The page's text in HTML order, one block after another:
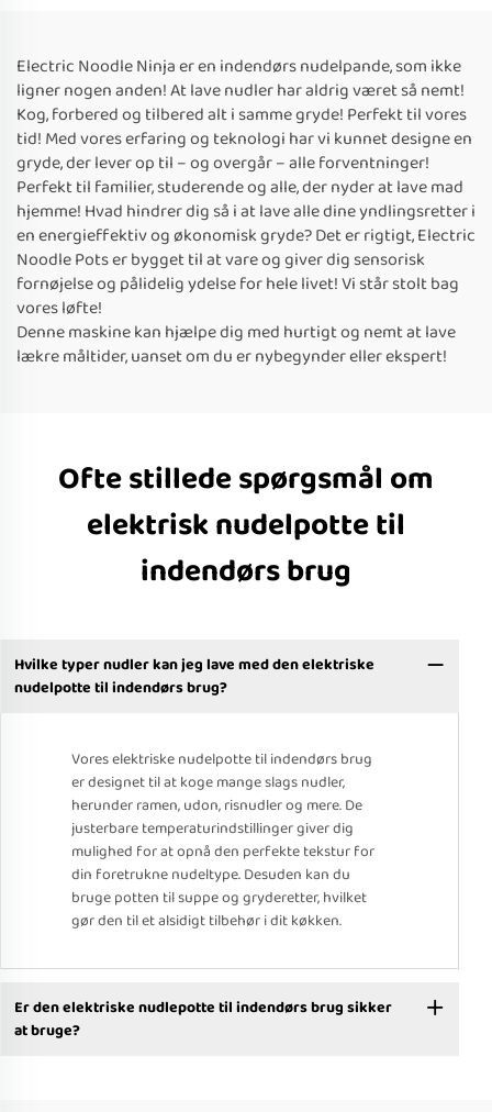
Electric Noodle Ninja er en indendørs nudelpande, som ikke
ligner nogen anden! At lave nudler har aldrig været så nemt!
Kog, forbered og tilbered alt i samme gryde! Perfekt til vores
tid! Med vores erfaring og teknologi har vi kunnet designe en
gryde, der lever op til – og overgår – alle forventninger!
Perfekt til familier, studerende og alle, der nyder at lave mad
hjemme! Hvad hindrer dig så i at lave alle dine yndlingsretter i
en energieffektiv og økonomisk gryde? Det er rigtigt, Electric
Noodle Pots er bygget til at vare og giver dig sensorisk
fornøjelse og pålidelig ydelse for hele livet! Vi står stolt bag
vores løfte!
Denne maskine kan hjælpe dig med hurtigt og nemt at lave
lækre måltider, uanset om du er nybegynder eller ekspert!
Ofte stillede spørgsmål om
elektrisk nudelpotte til
indendørs brug
Hvilke typer nudler kan jeg lave med den elektriske
nudelpotte til indendørs brug?
Vores elektriske nudelpotte til indendørs brug
er designet til at koge mange slags nudler,
herunder ramen, udon, risnudler og mere. De
justerbare temperaturindstillinger giver dig
mulighed for at opnå den perfekte tekstur for
din foretrukne nudeltype. Desuden kan du
bruge potten til suppe og gryderetter, hvilket
gør den til et alsidigt tilbehør i dit køkken.
Er den elektriske nudlepotte til indendørs brug sikker
at bruge?